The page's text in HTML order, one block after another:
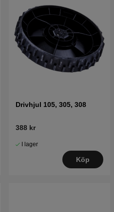
Drivhjul 105, 305, 308
388 kr
I lager
Köp